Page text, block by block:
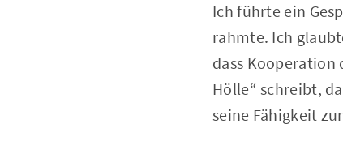
Ich führte ein
rahmte. Ich
dass Kooperation
Hölle“ schreibt,
seine Fähigkeit